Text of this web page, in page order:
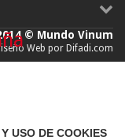
USO DE COOKIES
© Mundo Vinum
Web por Difadi.com